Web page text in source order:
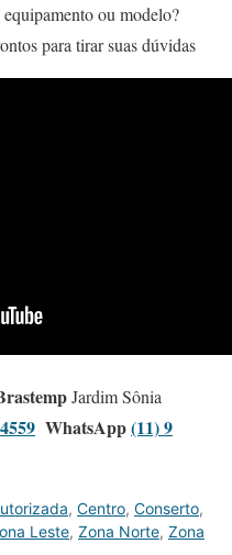
ou modelo?
para tirar suas dúvidas
Jardim Sônia
WhatsApp(11) 9
, Centro, Conserto,
Leste, Zona Norte, Zona